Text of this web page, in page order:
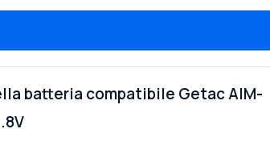
batteria compatibile Getac AIM-